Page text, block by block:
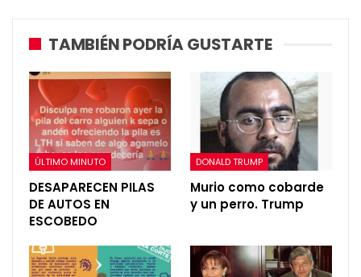
TAMBIÉN PODRÍA GUSTARTE
ÚLTIMO MINUTO
DESAPARECEN PILAS
DE AUTOS EN
ESCOBEDO
DONALD TRUMP
Murio como cobarde
y un perro. Trump